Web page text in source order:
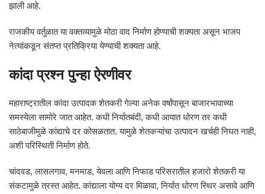
झाली आहे.
राजकीय वर्तुळात या वक्तव्यामुळे मोठा वाद निर्माण होण्याची शक्यता असून भाजप
नेत्यांकडून संतप्त प्रतिक्रिया येण्याची शक्यता आहे.
कांदा प्रश्न पुन्हा ऐरणीवर
महाराष्ट्रातील कांदा उत्पादक शेतकरी गेल्या अनेक वर्षांपासून बाजारभावाच्या
समस्येला सामोरे जात आहेत. कधी निर्यातबंदी, कधी आयात धोरण तर कधी
साठेबाजीमुळे कांद्याचे दर कोसळतात. यामुळे शेतकऱ्यांचा उत्पादन खर्चही निघत नाही,
अशी परिस्थिती निर्माण होते.
चांदवड, लासलगाव, मनमाड, येवला आणि निफाड परिसरातील हजारो शेतकरी या
संकटामुळे त्रस्त आहेत. कांद्याला योग्य दर मिळावा, निर्यात धोरण स्थिर असावे आणि